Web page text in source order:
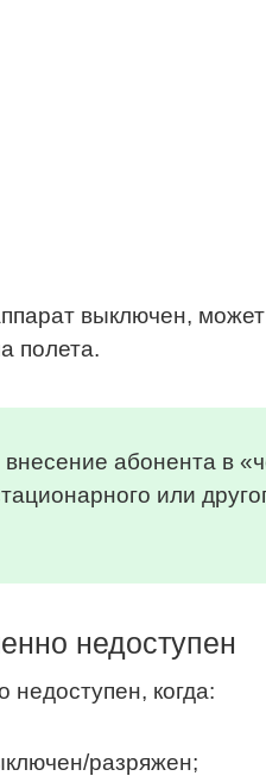
выключен, может
полета.
абонента в
или
недоступен
когда:
разряжен;